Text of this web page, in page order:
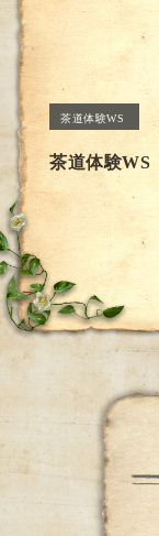
茶道体験WS
茶道体験WS